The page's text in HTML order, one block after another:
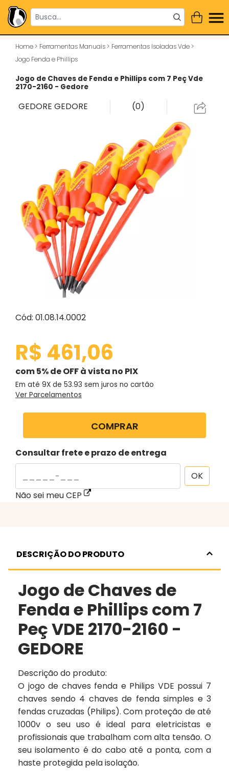
Home > Ferramentas Manuais > Ferramentas Isoladas Vde >
Jogo Fenda e Phillips
Jogo de Chaves de Fenda e Phillips com 7 Peç Vde
2170-2160 - Gedore
GEDOREGEDORE (0)
Cód: 01.08.14.0002
R$ 461,06
com 5% de OFF à vista no PIX
Em até 9X de 53.93 sem juros no cartão
Ver Parcelamentos
COMPRAR
Consultar frete e prazo de entrega
OK
Não sei meu CEP
DESCRIÇÃO DO PRODUTO
Jogo de Chaves de
Fenda e Phillips com 7
Peç VDE 2170-2160 -
GEDORE
Descrição do produto:
O jogo de chaves fenda e Philips VDE possui 7
chaves sendo 4 chaves de fenda simples e 3
fendas cruzadas (Philips). Com proteção de até
1000v o seu uso é ideal para eletricistas e
profissionais que trabalham com alta tensão. O
seu isolamento é do cabo até a ponta, com a
haste protegida pela isolação.